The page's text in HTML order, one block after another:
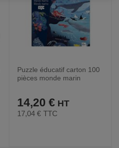
Puzzle éducatif carton 100
pièces monde marin
14,20 €
17,04 € TTC